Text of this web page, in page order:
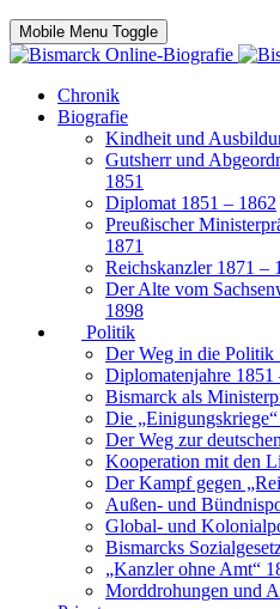
Mobile Menu Toggle
Chronik
Biografie
Kindheit und
Gutsherr und
1851
Diplomat 1851 – 1862
Preußischer
1871
Reichskanzler 1871 –
Der Alte vom
1898
Politik
Der Weg in die Politik
Diplomatenjahre 1851
Bismarck als
Die
Der Weg zur
Kooperation mit den
Der Kampf gegen
Außen- und
Global- und
Bismarcks
„Kanzler ohne Amt“
Morddrohungen und